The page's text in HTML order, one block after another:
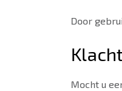
Door
Mocht u